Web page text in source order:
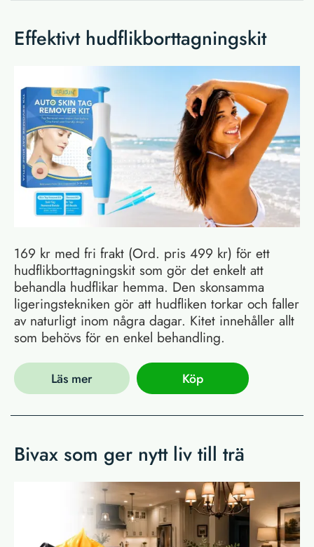
Effektivt hudflikborttagningskit
169 kr med fri frakt (Ord. pris 499 kr) för ett
hudflikborttagningskit som gör det enkelt att
behandla hudflikar hemma. Den skonsamma
ligeringstekniken gör att hudfliken torkar och faller
av naturligt inom några dagar. Kitet innehåller allt
som behövs för en enkel behandling.
Läs mer Köp
Bivax som ger nytt liv till trä